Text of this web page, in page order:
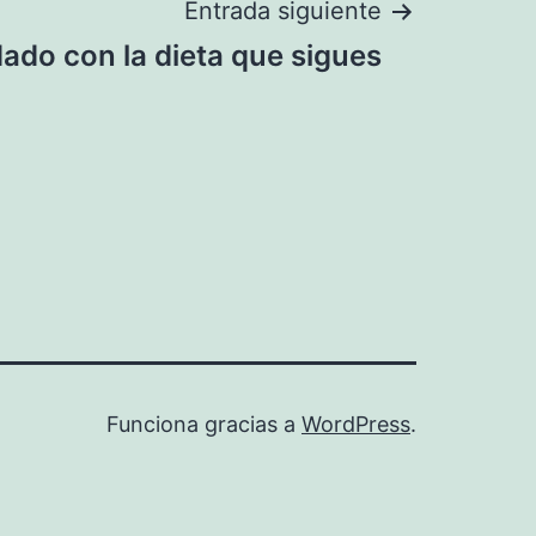
Entrada siguiente
con la dieta que sigues
Funciona gracias a WordPress.